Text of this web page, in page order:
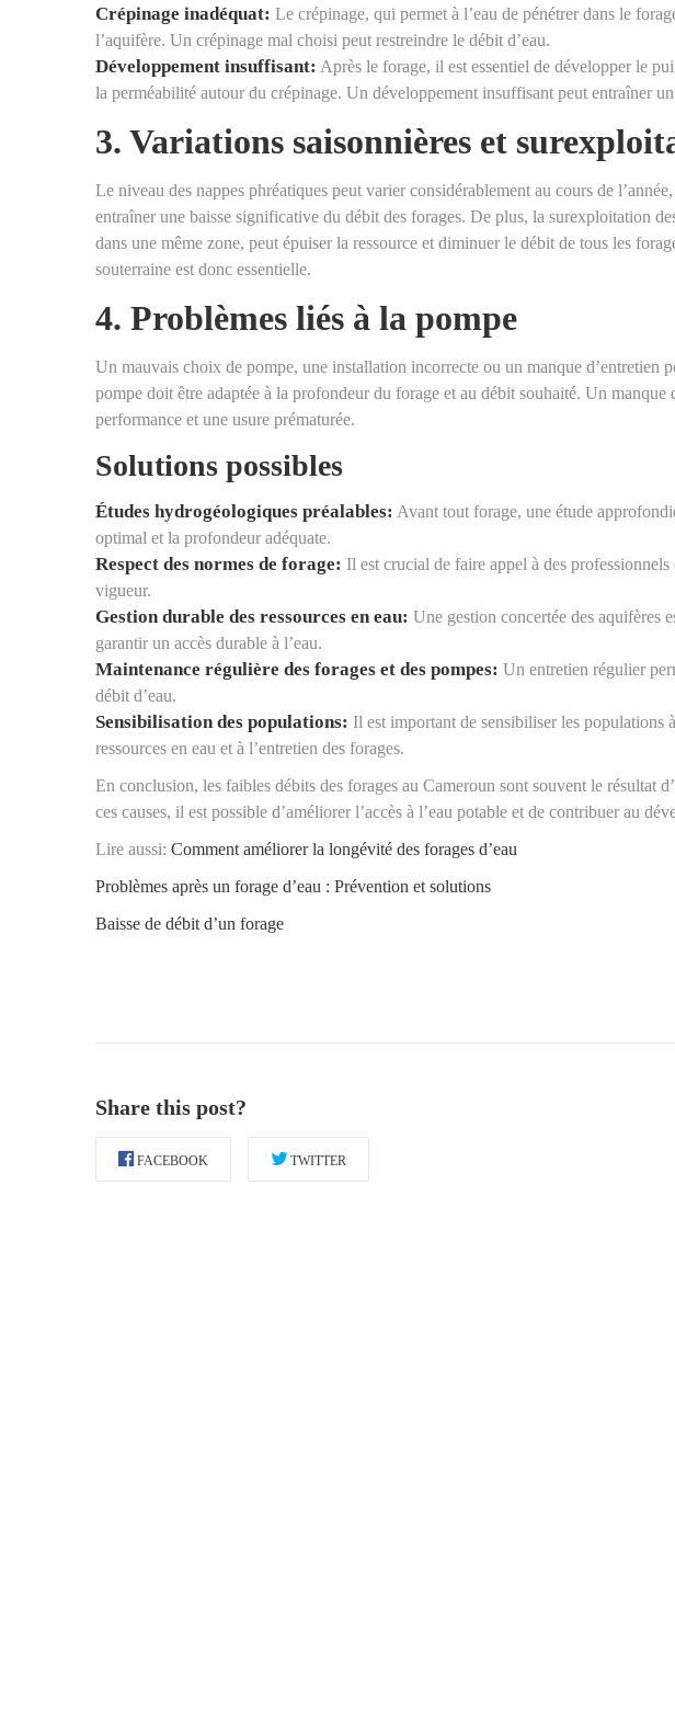
Crépinage inadéquat: Le crépinage, qui permet à l’eau de pénétrer dans le
l’aquifère. Un crépinage mal choisi peut restreindre le débit d’eau.
Développement insuffisant: Après le forage, il est essentiel de développer le
la perméabilité autour du crépinage. Un développement insuffisant peut entraîner
3. Variations saisonnières et
Le niveau des nappes phréatiques peut varier considérablement au cours de
entraîner une baisse significative du débit des forages. De plus, la surexploitation
dans une même zone, peut épuiser la ressource et diminuer le débit de tous les
souterraine est donc essentielle.
4. Problèmes liés à la pompe
Un mauvais choix de pompe, une installation incorrecte ou un manque d’entretien
pompe doit être adaptée à la profondeur du forage et au débit souhaité. Un manque
performance et une usure prématurée.
Solutions possibles
Études hydrogéologiques préalables: Avant tout forage, une étude
optimal et la profondeur adéquate.
Respect des normes de forage: Il est crucial de faire appel à des
vigueur.
Gestion durable des ressources en eau: Une gestion concertée des aquifères
garantir un accès durable à l’eau.
Maintenance régulière des forages et des pompes: Un entretien régulier
débit d’eau.
Sensibilisation des populations: Il est important de sensibiliser les populations
ressources en eau et à l’entretien des forages.
En conclusion, les faibles débits des forages au Cameroun sont souvent le résultat
ces causes, il est possible d’améliorer l’accès à l’eau potable et de contribuer au
Lire aussi: Comment améliorer la longévité des forages d’eau
Problèmes après un forage d’eau : Prévention et solutions
Baisse de débit d’un forage
Share this post?
FACEBOOK TWITTER